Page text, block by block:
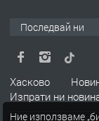
Последвай ни
Хасково
Изпрати ни
Ние използваме